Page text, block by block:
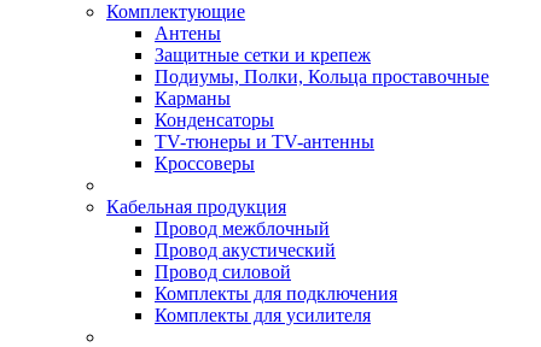
Комплектующие
Антены
Защитные сетки и крепеж
Подиумы, Полки, Кольца проставочные
Карманы
Конденсаторы
TV-тюнеры и TV-антенны
Кроссоверы
Кабельная продукция
Провод межблочный
Провод акустический
Провод силовой
Комплекты для подключения
Комплекты для усилителя